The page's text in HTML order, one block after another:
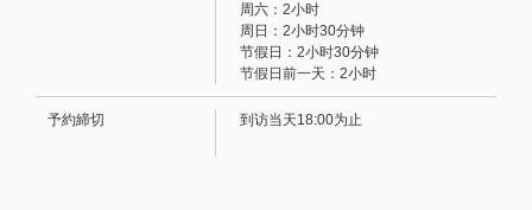
等。（这些都是无酒精鸡尾酒。）周六：2小时
周日：2小时30分钟
节假日：2小时30分钟
节假日前一天：2小时
予約締切 到访当天18:00为止